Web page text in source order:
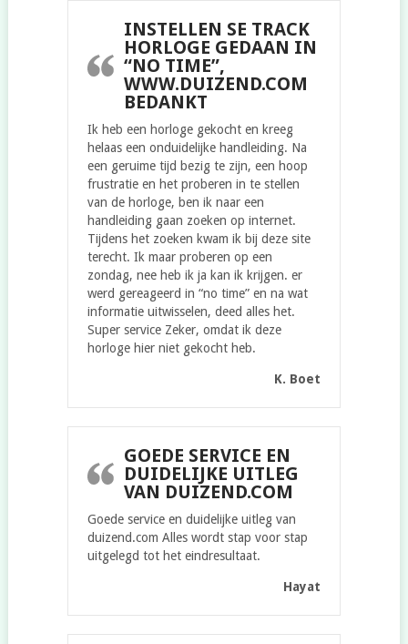
INSTELLEN SE TRACK
HORLOGE GEDAAN IN
“NO TIME”,
WWW.DUIZEND.COM
BEDANKT
Ik heb een horloge gekocht en kreeg
helaas een onduidelijke handleiding. Na
een geruime tijd bezig te zijn, een hoop
frustratie en het proberen in te stellen
van de horloge, ben ik naar een
handleiding gaan zoeken op internet.
Tijdens het zoeken kwam ik bij deze site
terecht. Ik maar proberen op een
zondag, nee heb ik ja kan ik krijgen. er
werd gereageerd in “no time” en na wat
informatie uitwisselen, deed alles het.
Super service Zeker, omdat ik deze
horloge hier niet gekocht heb.
K. Boet
GOEDE SERVICE EN
DUIDELIJKE UITLEG
VAN DUIZEND.COM
Goede service en duidelijke uitleg van
duizend.com Alles wordt stap voor stap
uitgelegd tot het eindresultaat.
Hayat